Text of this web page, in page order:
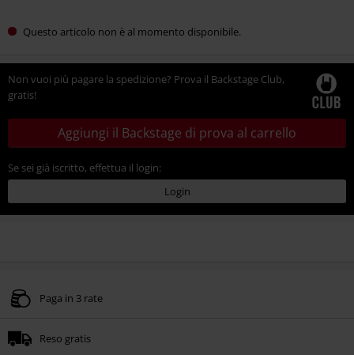
Questo articolo non è al momento disponibile.
Non vuoi più pagare la spedizione? Prova il Backstage Club,
gratis!
Aggiungi il Backstage di prova al carrello
Se sei già iscritto, effettua il login:
Login
Paga in 3 rate
Reso gratis